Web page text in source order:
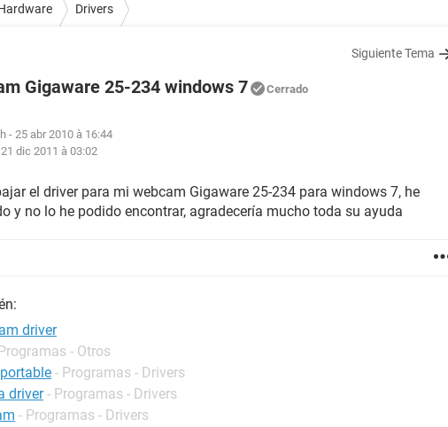
Drivers
Siguiente Tema
Gigaware 25-234 windows 7 Cerrado
- 25 abr 2010 à 16:44
21 dic 2011 à 03:02
el driver para mi webcam Gigaware 25-234 para windows 7, he
y no lo he podido encontrar, agradecería mucho toda su ayuda
driver
- Otros
- Programas - Drivers
driver - Programas - Drivers
- Programas - Drivers